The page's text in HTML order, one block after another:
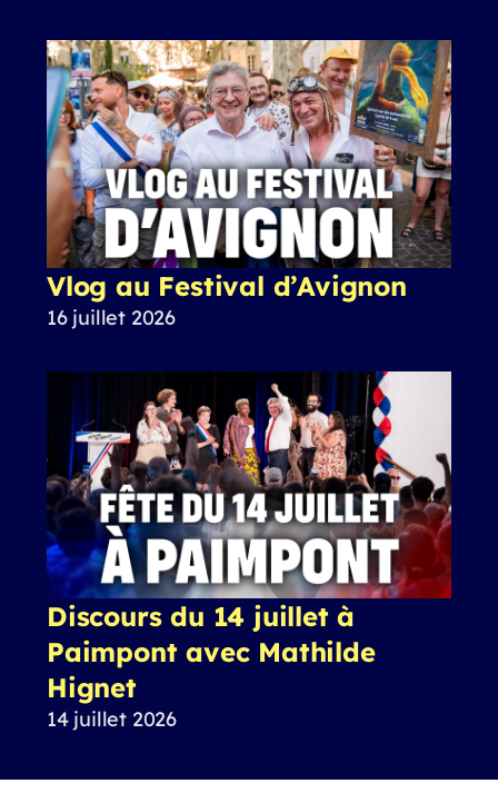
Vlog au Festival d’Avignon
16 juillet 2026
Discours du 14 juillet à
Paimpont avec Mathilde
Hignet
14 juillet 2026